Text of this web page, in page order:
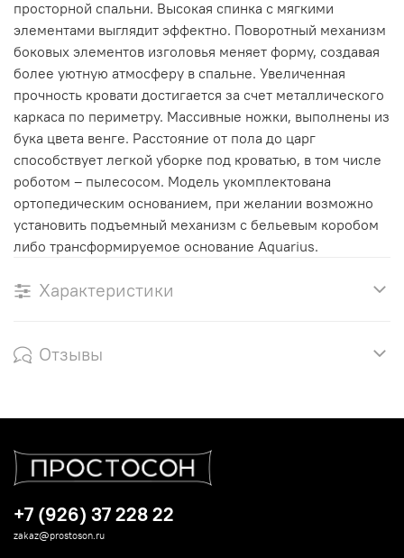
просторной спальни. Высокая спинка с мягкими
элементами выглядит эффектно. Поворотный механизм
боковых элементов изголовья меняет форму, создавая
более уютную атмосферу в спальне. Увеличенная
прочность кровати достигается за счет металлического
каркаса по периметру. Массивные ножки, выполнены из
бука цвета венге. Расстояние от пола до царг
способствует легкой уборке под кроватью, в том числе
роботом – пылесосом. Модель укомплектована
ортопедическим основанием, при желании возможно
установить подъемный механизм с бельевым коробом
либо трансформируемое основание Aquarius.
Характеристики
Отзывы
+7 (926) 37 228 22
zakaz@prostoson.ru